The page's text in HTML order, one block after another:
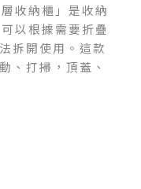
收納櫃」是收納
以根據需要折疊
拆開使用。這款
、打掃，頂蓋、